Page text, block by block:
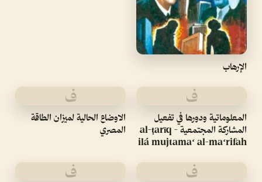
الإرهاب
ف
المعلوماتية ودورها في تفعيل
المشاركة المجتمعية - al-ṭarīq
ilá mujtamaʻ al-maʻrifah
ف
الاوضاع الحالية لميزان الطاقة
المصري
ف ف